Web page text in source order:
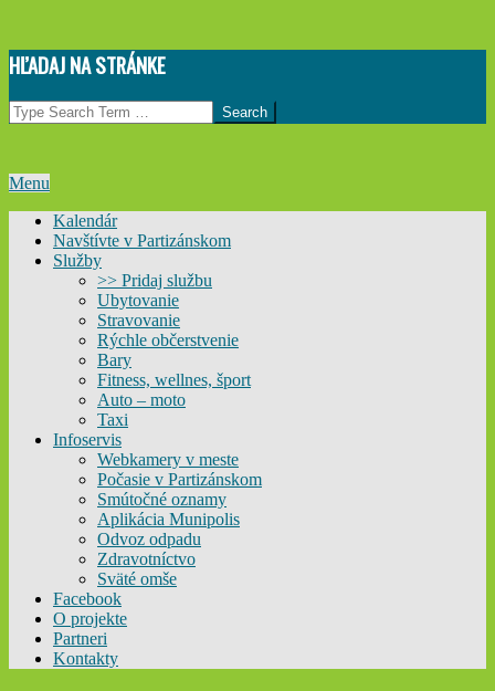
Skip
to
content
HĽADAJ NA STRÁNKE
Search
Primary
Menu
Menu
Kalendár
Navštívte v Partizánskom
Služby
>> Pridaj službu
Ubytovanie
Stravovanie
Rýchle občerstvenie
Bary
Fitness, wellnes, šport
Auto – moto
Taxi
Infoservis
Webkamery v meste
Počasie v Partizánskom
Smútočné oznamy
Aplikácia Munipolis
Odvoz odpadu
Zdravotníctvo
Sväté omše
Facebook
O projekte
Partneri
Kontakty